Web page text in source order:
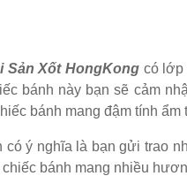
Sản Xốt HongKong có lớp
bánh này bạn sẽ cảm
bánh mang đậm tính
có ý nghĩa là bạn gửi trao
bánh mang nhiều